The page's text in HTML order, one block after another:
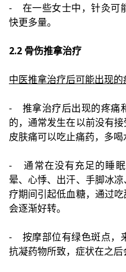
- 在一些女士中，针灸可
快更多量。
2.2 骨伤推拿治疗
中医推拿治疗后可能出现的
- 推拿治疗后出现的疼痛
的，通常发生在以前没有
皮肤痛可以吃止痛药，多喝
- 通常在没有充足的睡眠
晕、心悸、出汗、手脚冰
疗期间引起低血糖，通过
会逐渐好转。
- 按摩部位有绿色斑点，
抗凝药物所致，症状在之后